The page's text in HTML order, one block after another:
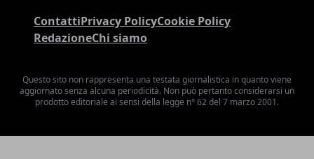
ContattiPrivacy PolicyCookie Policy
RedazioneChi siamo
Questo sito non rappresenta una testata giornalistica in quanto viene
aggiornato senza alcuna periodicità. Non può pertanto considerarsi un
prodotto editoriale ai sensi della legge n° 62 del 7 marzo 2001.